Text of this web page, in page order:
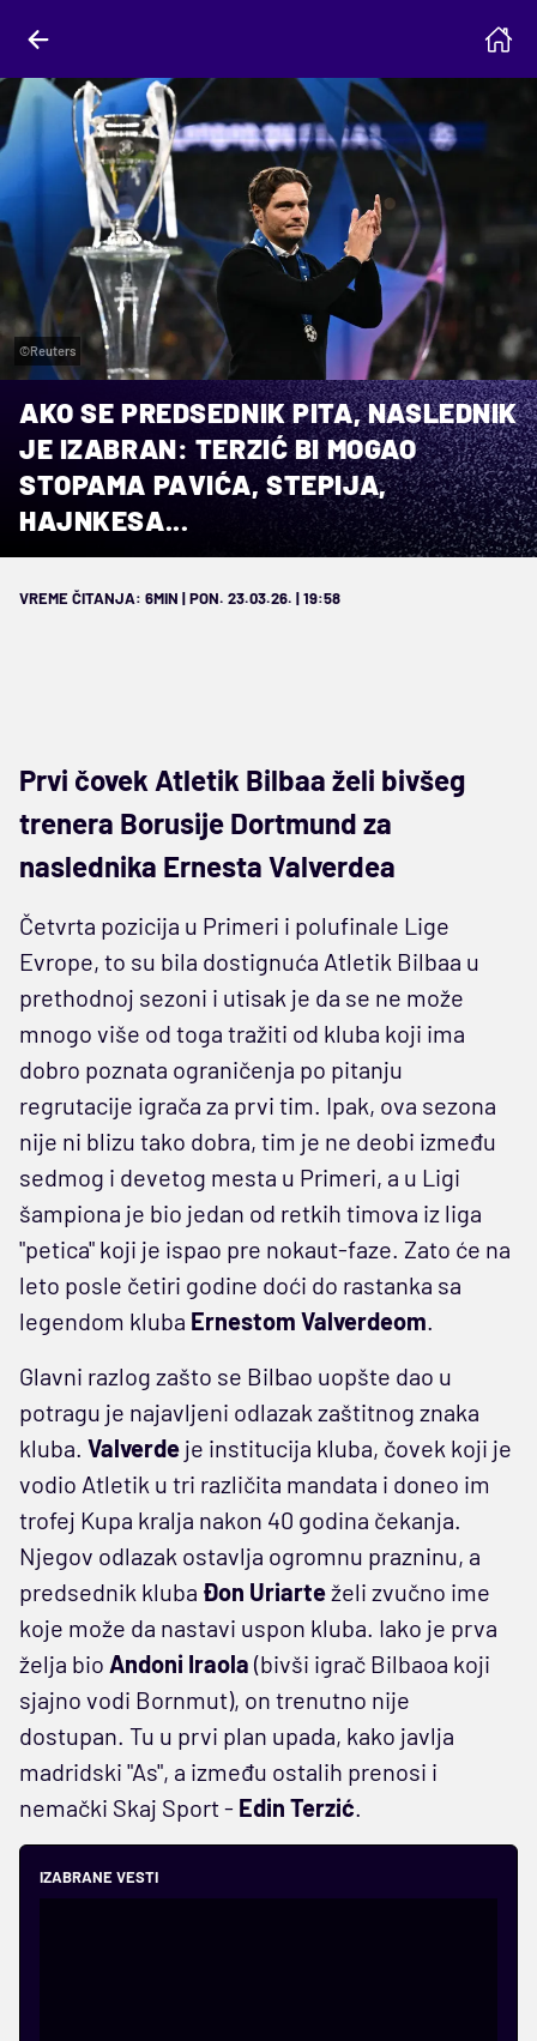
©Reuters
AKO SE PREDSEDNIK PITA, NASLEDNIK
JE IZABRAN: TERZIĆ BI MOGAO
STOPAMA PAVIĆA, STEPIJA,
HAJNKESA...
VREME ČITANJA: 6MIN | PON. 23.03.26. | 19:58
Prvi čovek Atletik Bilbaa želi bivšeg
trenera Borusije Dortmund za
naslednika Ernesta Valverdea
Četvrta pozicija u Primeri i polufinale Lige
Evrope, to su bila dostignuća Atletik Bilbaa u
prethodnoj sezoni i utisak je da se ne može
mnogo više od toga tražiti od kluba koji ima
dobro poznata ograničenja po pitanju
regrutacije igrača za prvi tim. Ipak, ova sezona
nije ni blizu tako dobra, tim je ne deobi između
sedmog i devetog mesta u Primeri, a u Ligi
šampiona je bio jedan od retkih timova iz liga
"petica" koji je ispao pre nokaut-faze. Zato će na
leto posle četiri godine doći do rastanka sa
legendom kluba Ernestom Valverdeom.
Glavni razlog zašto se Bilbao uopšte dao u
potragu je najavljeni odlazak zaštitnog znaka
kluba. Valverde je institucija kluba, čovek koji je
vodio Atletik u tri različita mandata i doneo im
trofej Kupa kralja nakon 40 godina čekanja.
Njegov odlazak ostavlja ogromnu prazninu, a
predsednik kluba Đon Uriarteželi zvučno ime
koje može da nastavi uspon kluba. Iako je prva
želja bio Andoni Iraola (bivši igrač Bilbaoa koji
sjajno vodi Bornmut), on trenutno nije
dostupan. Tu u prvi plan upada, kako javlja
madridski "As", a između ostalih prenosi i
nemački Skaj Sport - Edin Terzić.
IZABRANE VESTI